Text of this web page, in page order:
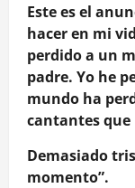
Este es el
hacer en mi
perdido a un
padre. Yo he
mundo ha
cantantes
Demasiado
momento”.